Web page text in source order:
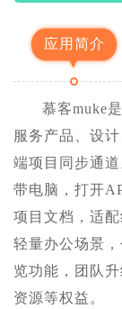
应用简介
慕客muke
服务产品、设
端项目同步通
带电脑，打开
项目文档，适
轻量办公场景
览功能，团队
资源等权益。